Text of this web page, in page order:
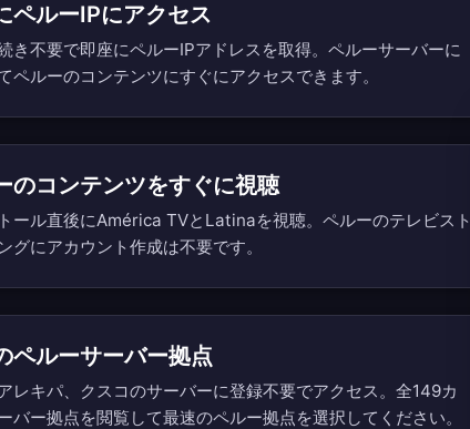
ペルーIPにアクセス
き不要で即座にペルーIPアドレスを取得。ペルーサーバーに
ペルーのコンテンツにすぐにアクセスできます。
のコンテンツをすぐに視聴
ール直後にAmérica TVとLatinaを視聴。ペルーのテレビスト
グにアカウント作成は不要です。
ペルーサーバー拠点
レキパ、クスコのサーバーに登録不要でアクセス。 全149カ
バー拠点を閲覧 して最速のペルー拠点を選択してください。